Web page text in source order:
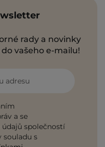
rady a novinky
vašeho e-mailu!
adresu
a se
společností
souladu s